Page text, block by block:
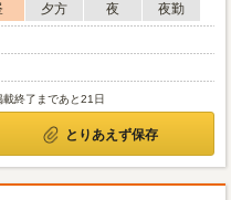
夕方 夜
夜勤
載終了まであと21日
とりあえず保存